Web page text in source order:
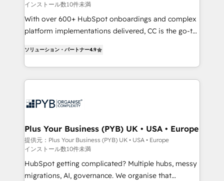
インストール数10件未満
With over 600+ HubSpot onboardings and complex
platform implementations delivered, CC is the go-to
migrate, replatform, and scale smarter. We specialize
in high-impact CRM and CMS migrations and
onboarding from platforms like Salesforce, NetSuite,
WordPress and legacy CRMs, turning fragmented
architectures that accelerate revenue operations and
performance. - Multi-object CRM migration, cleanup,
and implementation. - Pre-built and custom
integrations across your full tech stack. - Custom
object setup, CMS builds, and full-funnel automation.
ソリューション・パートナー4.9
Plus Your Business (PYB) UK • USA • Europe
提供元：Plus Your Business (PYB) UK • USA • Europe
インストール数10件未満
HubSpot getting complicated? Multiple hubs, messy
migrations, AI, governance. We organise that